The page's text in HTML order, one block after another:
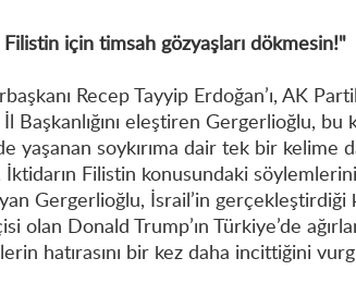
için timsah gözyaşları dökmesin!"
Recep Tayyip Erdoğan’ı, AK
İl Başkanlığını eleştiren Gergerlioğlu, bu
yaşanan soykırıma dair tek bir
İktidarın Filistin konusundaki
Gergerlioğlu, İsrail’in gerçekleştirdiği
olan Donald Trump’ın Türkiye’de
hatırasını bir kez daha incittiğini